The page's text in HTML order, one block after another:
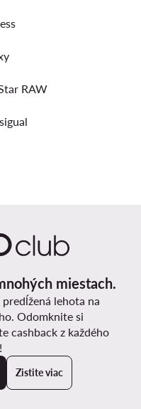
RAW
miestach.
lehota na
Odomknite si
cashback z každého
Zistite viac